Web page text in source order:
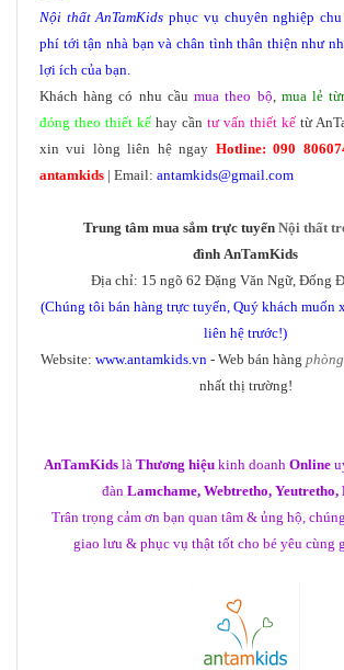
Nội thấtAnTamKids phục vụ chuyên nghiệp
phí tới tận nhà bạn và chân tình thân thiện như
lợi ích của bạn.
Khách hàng có nhu cầumua theo bộ mua lẻ
đóng theo thiết kế hay cần tư vấn thiết kế từ
xin vui lòng liên hệ ngay Hotline: 090
antamkids | Email: antamkids@gmail.com
Trung tâm mua sắm trực tuyến Nội thất
đình AnTamKids
Địa chỉ: 15 ngõ 62 Đặng Văn Ngữ, Đống
(Chúng tôi bán hàng trực tuyến, Quý khách muốn
liên hệ trước!)
Website: www.antamkids.vn - Web bán hàng
nhất thị trường!
AnTamKidslà Thương hiệukinh doanh Online
đàn Lamchame, Webtretho, Yeutretho,
Trân trọng cảm ơn bạn quan tâm & ủng hộ,
giao lưu & phục vụ thật tốt cho bé yêu cùng